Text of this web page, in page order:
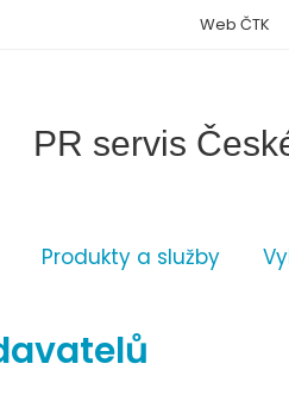
PR servis
Produkty a služby
Web ČTK